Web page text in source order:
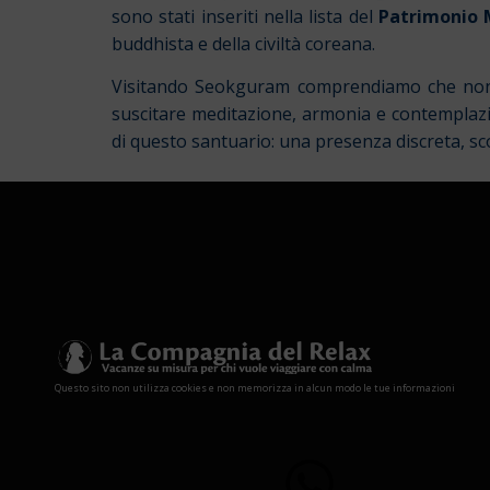
sono stati inseriti nella lista del Patrimonio
buddhista e della civiltà coreana.
Visitando Seokguram comprendiamo che
suscitare meditazione, armonia e
di questo santuario: una presenza discreta,
Questo sito non utilizza cookies e non memorizza in alcun modo le tue informazioni